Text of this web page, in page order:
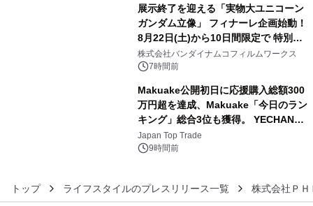
展示終了を迎える「実物大ユニコーン
ガンダム立像」 フィナーレ企画始動！
8月22日(土)から10日間限定で 特別映
像『UNICORN GUNDAM Statue ―
BEYOND POSSIBILITY ―』を上映！
株式会社バンダイナムコフィルムワークス
7時間前
Makuake公開初日に応援購入総額300
万円超を達成、Makuake「今日のラン
キング」総合3位も獲得。 YECHAN音
浴シンギングボウル第2弾の大型サイ
ズ（XL・2XL・3XL）を先行販売中
Japan Top Trade
9時間前
トップ ライフスタイルのプレスリリース一覧 株式会社ＰＨ